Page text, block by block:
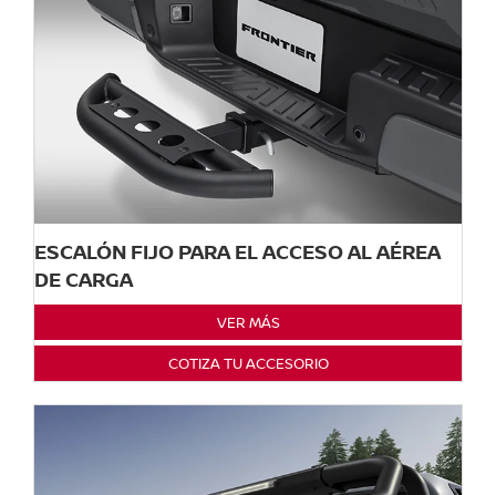
ESCALÓN FIJO PARA EL ACCESO AL AÉREA
DE CARGA
VER MÁS
COTIZA TU ACCESORIO